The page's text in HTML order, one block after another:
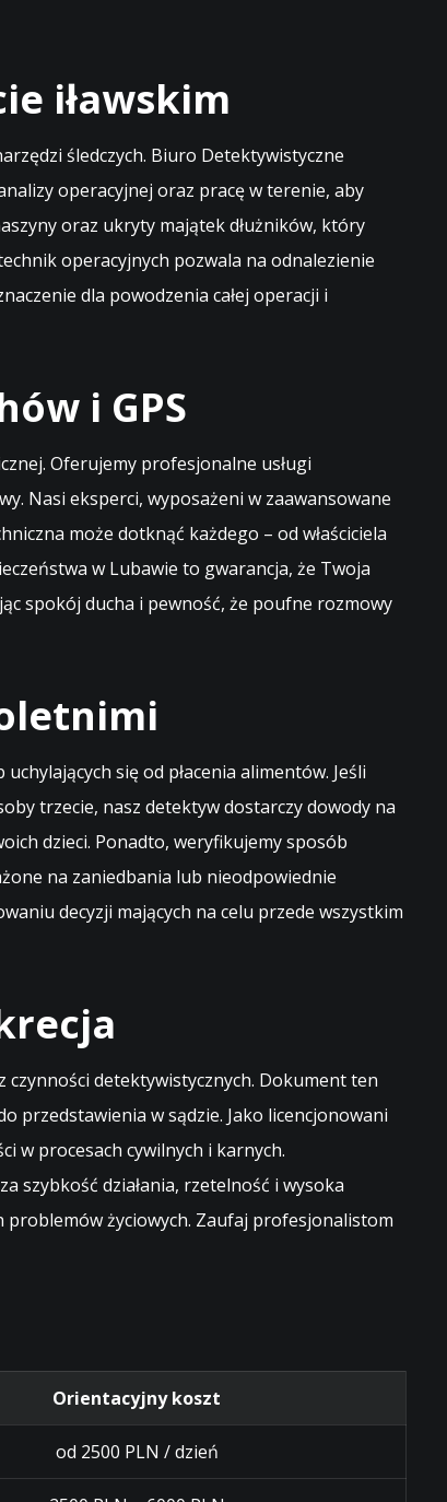
iławskim
śledczych. Biuro Detektywistyczne
operacyjnej oraz pracę w terenie, aby
oraz ukryty majątek dłużników, który
operacyjnych pozwala na odnalezienie
dla powodzenia całej operacji i
i GPS
Oferujemy profesjonalne usługi
Nasi eksperci, wyposażeni w zaawansowane
może dotknąć każdego – od właściciela
w Lubawie to gwarancja, że Twoja
spokój ducha i pewność, że poufne rozmowy
się od płacenia alimentów. Jeśli
trzecie, nasz detektyw dostarczy dowody na
dzieci. Ponadto, weryfikujemy sposób
na zaniedbania lub nieodpowiednie
decyzji mających na celu przede wszystkim
czynności detektywistycznych. Dokument ten
przedstawienia w sądzie. Jako licencjonowani
w procesach cywilnych i karnych.
szybkość działania, rzetelność i wysoka
życiowych. Zaufaj profesjonalistom
Orientacyjny koszt
od 2500 PLN / dzień